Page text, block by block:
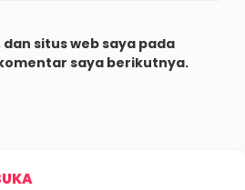
situs web saya pada
saya berikutnya.